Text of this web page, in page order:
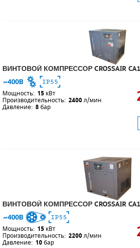
ВИНТОВОЙ КОМПРЕССОР CROSSAIR
Мощность: 15 кВт
Производительность: 2400л/мин
Давление: 8бар
ВИНТОВОЙ КОМПРЕССОР CROSSAIR
Мощность: 15 кВт
Производительность: 2200л/мин
Давление: 10бар